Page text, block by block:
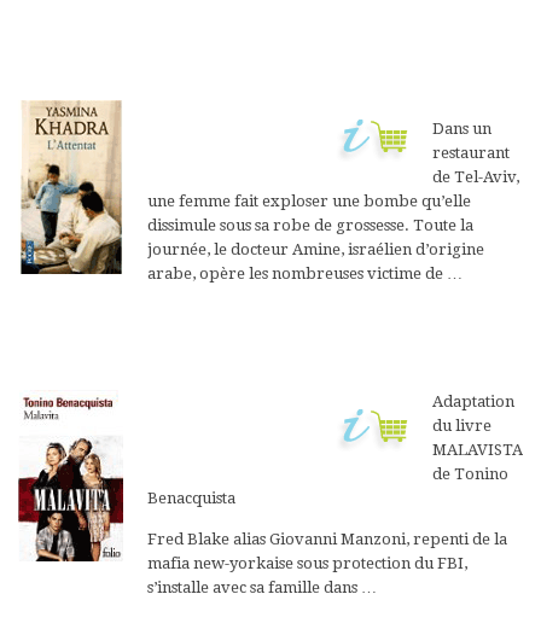
Dans un
restaurant
de Tel-Aviv,
une femme fait exploser une bombe qu’elle
dissimule sous sa robe de grossesse. Toute la
journée, le docteur Amine, israélien d’origine
arabe, opère les nombreuses victime de …
Adaptation
du livre
MALAVISTA
de Tonino
Benacquista
Fred Blake alias Giovanni Manzoni, repenti de la
mafia new-yorkaise sous protection du FBI,
s’installe avec sa famille dans …